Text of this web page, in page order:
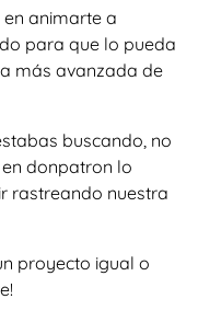
animarte a
para que lo pueda
más avanzada de
buscando, no
donpatron lo
rastreando nuestra
proyecto igual o